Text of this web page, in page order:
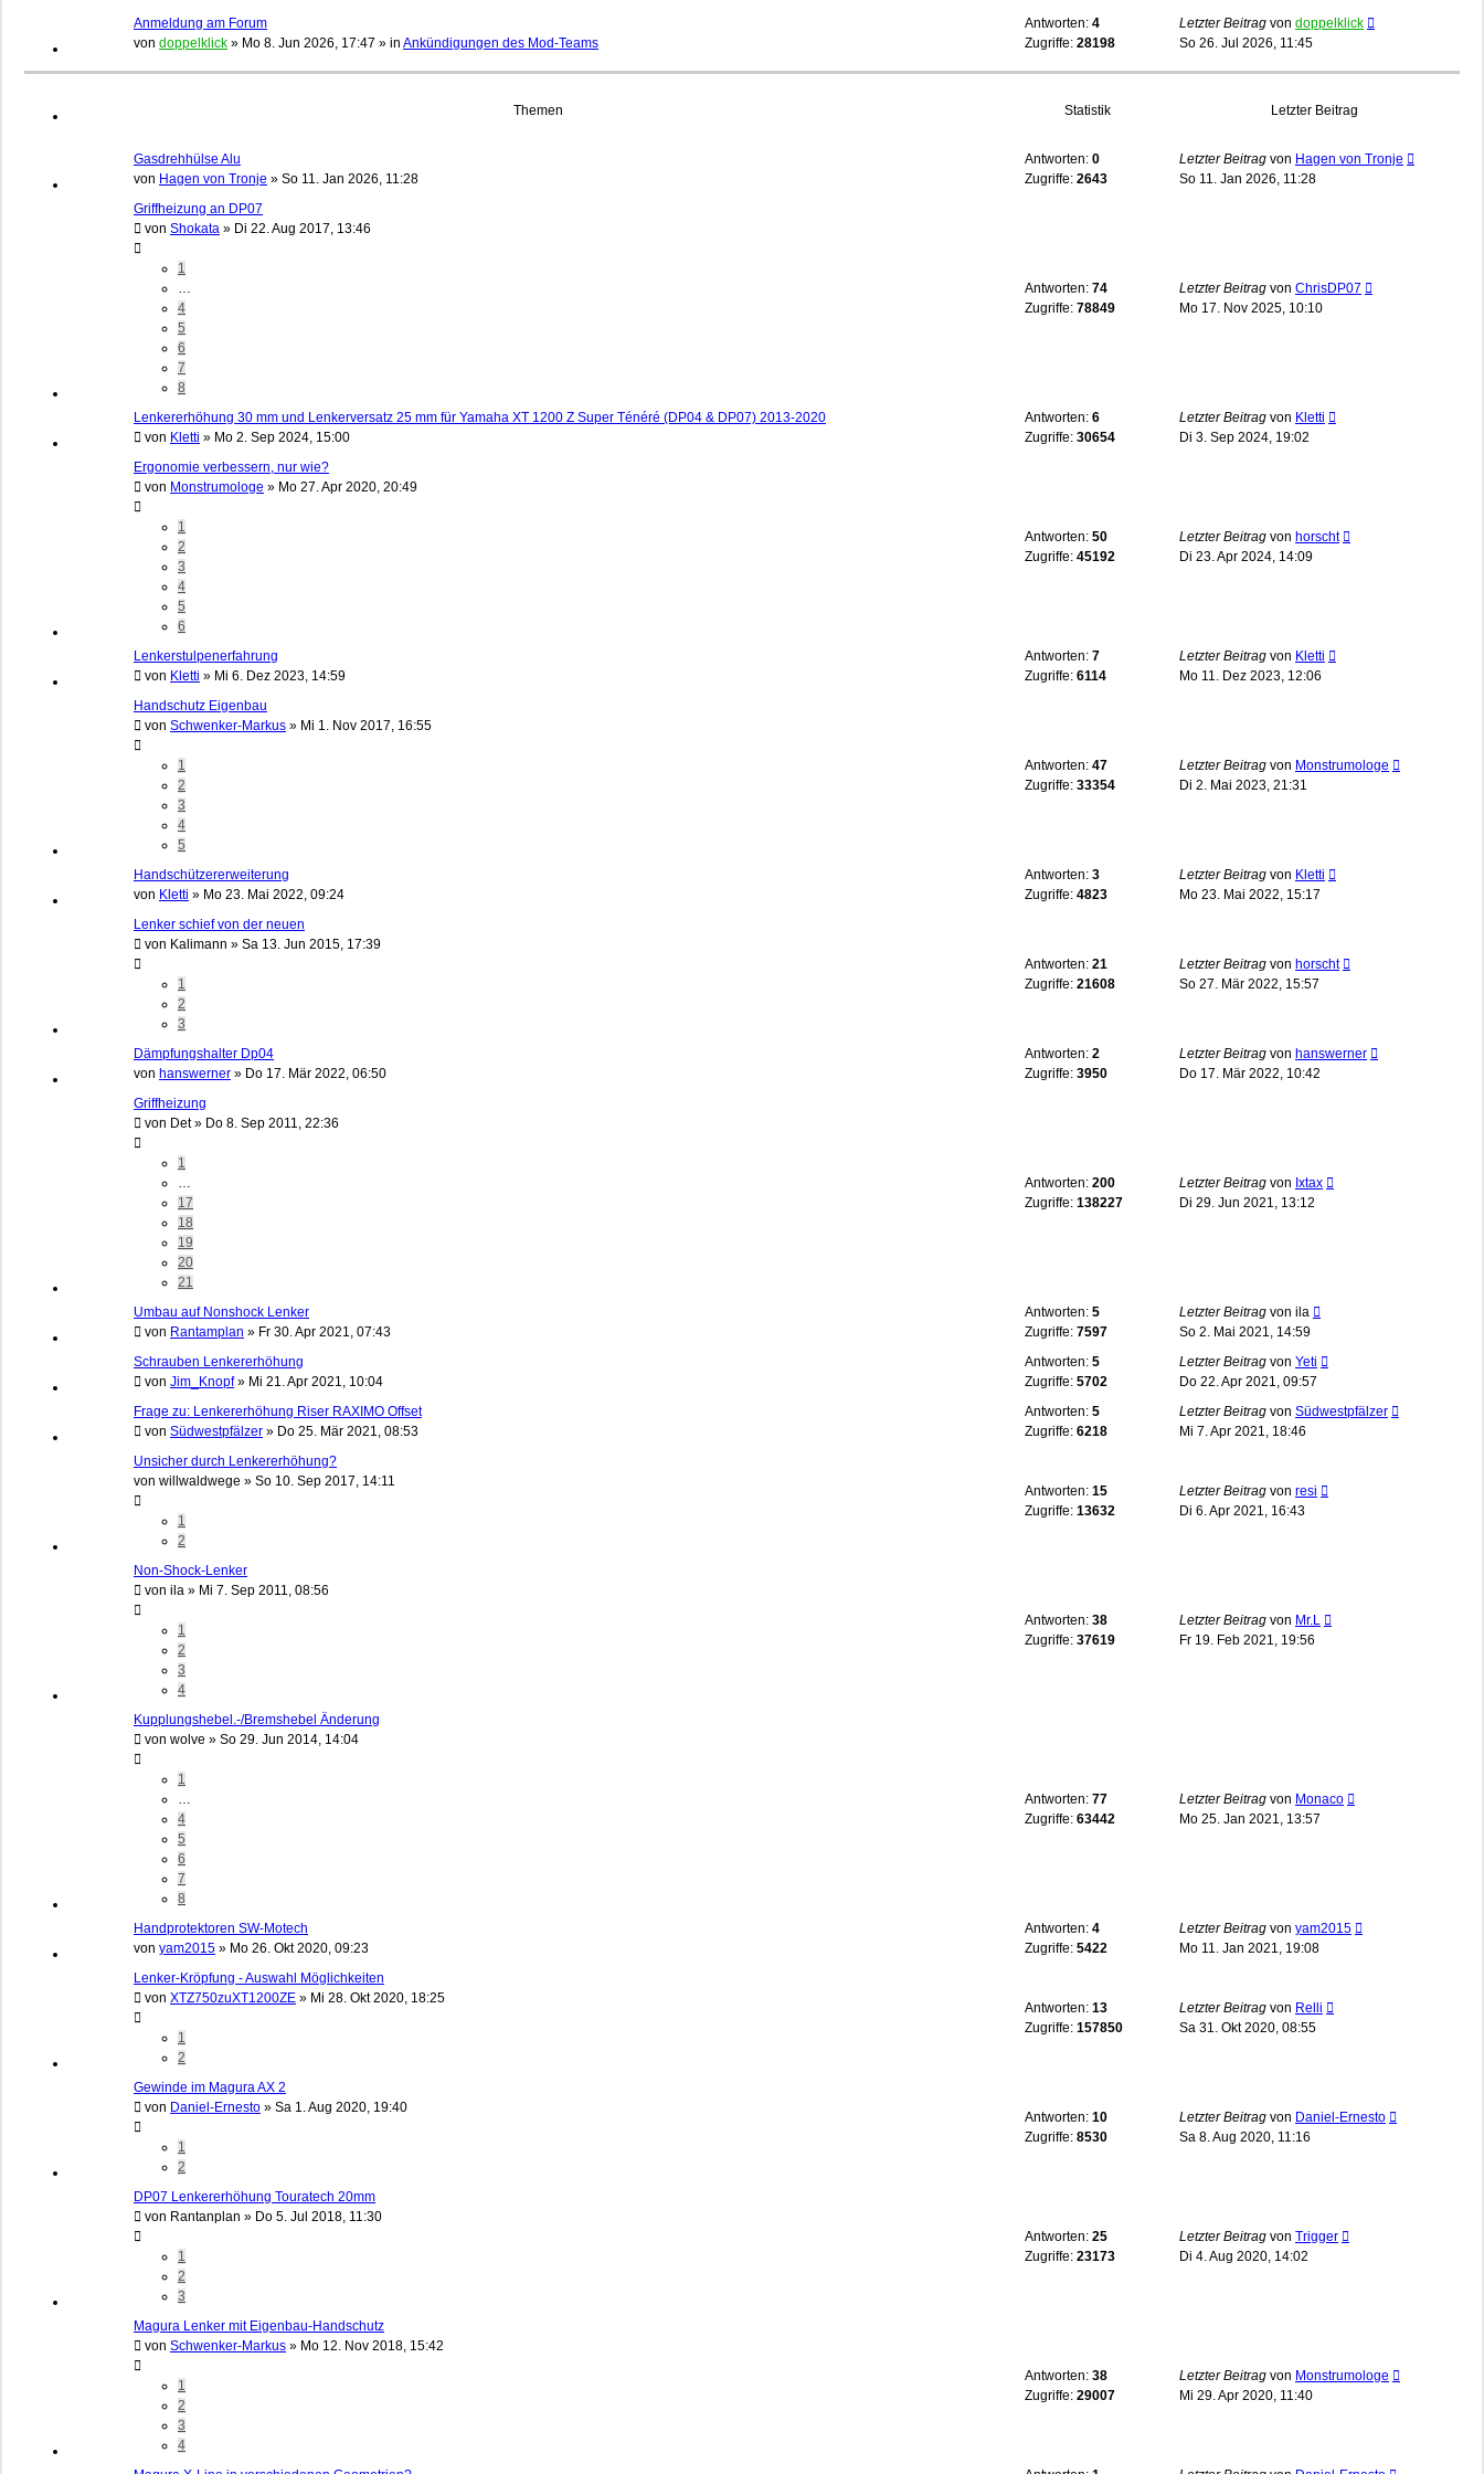
Anmeldung am Forum
von doppelklick » Mo 8. Jun 2026, 17:47 » in Ankündigungen des Mod-Teams
Antworten: 4
Zugriffe: 28198
Letzter Beitrag von doppelklick
So 26. Jul 2026, 11:45
Themen Statistik Letzter Beitrag
Gasdrehhülse Alu
von Hagen von Tronje » So 11. Jan 2026, 11:28
Antworten: 0
Zugriffe: 2643
Letzter Beitrag von Hagen von Tronje
So 11. Jan 2026, 11:28
Griffheizung an DP07
von Shokata » Di 22. Aug 2017, 13:46
1
4
5
6
7
8
Antworten: 74
Zugriffe: 78849
Letzter Beitrag von ChrisDP07
Mo 17. Nov 2025, 10:10
Lenkererhöhung 30 mm und Lenkerversatz 25 mm für Yamaha XT 1200 Z Super Ténéré (DP04 & DP07) 2013-2020
von Kletti » Mo 2. Sep 2024, 15:00
Antworten: 6
Zugriffe: 30654
Letzter Beitrag von Kletti
Di 3. Sep 2024, 19:02
Ergonomie verbessern, nur wie?
von Monstrumologe » Mo 27. Apr 2020, 20:49
1
2
3
4
5
6
Antworten: 50
Zugriffe: 45192
Letzter Beitrag von horscht
Di 23. Apr 2024, 14:09
Lenkerstulpenerfahrung
von Kletti » Mi 6. Dez 2023, 14:59
Antworten: 7
Zugriffe: 6114
Letzter Beitrag von Kletti
Mo 11. Dez 2023, 12:06
Handschutz Eigenbau
von Schwenker-Markus » Mi 1. Nov 2017, 16:55
1
2
3
4
5
Antworten: 47
Zugriffe: 33354
Letzter Beitrag von Monstrumologe
Di 2. Mai 2023, 21:31
Handschützererweiterung
von Kletti » Mo 23. Mai 2022, 09:24
Antworten: 3
Zugriffe: 4823
Letzter Beitrag von Kletti
Mo 23. Mai 2022, 15:17
Lenker schief von der neuen
von Kalimann » Sa 13. Jun 2015, 17:39
1
2
3
Antworten: 21
Zugriffe: 21608
Letzter Beitrag von horscht
So 27. Mär 2022, 15:57
Dämpfungshalter Dp04
von hanswerner » Do 17. Mär 2022, 06:50
Antworten: 2
Zugriffe: 3950
Letzter Beitrag von hanswerner
Do 17. Mär 2022, 10:42
Griffheizung
von Det» Do 8. Sep 2011, 22:36
1
17
18
19
20
21
Antworten: 200
Zugriffe: 138227
Letzter Beitrag von Ixtax
Di 29. Jun 2021, 13:12
Umbau auf Nonshock Lenker
von Rantamplan » Fr 30. Apr 2021, 07:43
Antworten: 5
Zugriffe: 7597
Letzter Beitrag von ila
So 2. Mai 2021, 14:59
Schrauben Lenkererhöhung
von Jim_Knopf» Mi 21. Apr 2021, 10:04
Antworten: 5
Zugriffe: 5702
Letzter Beitrag von Yeti
Do 22. Apr 2021, 09:57
Frage zu: Lenkererhöhung Riser RAXIMO Offset
von Südwestpfälzer » Do 25. Mär 2021, 08:53
Antworten: 5
Zugriffe: 6218
Letzter Beitrag von Südwestpfälzer
Mi 7. Apr 2021, 18:46
Unsicher durch Lenkererhöhung?
von willwaldwege » So 10. Sep 2017, 14:11
1
2
Antworten: 15
Zugriffe: 13632
Letzter Beitrag von resi
Di 6. Apr 2021, 16:43
Non-Shock-Lenker
von ila » Mi 7. Sep 2011, 08:56
1
2
3
4
Antworten: 38
Zugriffe: 37619
Letzter Beitrag von Mr.L
Fr 19. Feb 2021, 19:56
Kupplungshebel.-/Bremshebel Änderung
von wolve » So 29. Jun 2014, 14:04
1
4
5
6
7
8
Antworten: 77
Zugriffe: 63442
Letzter Beitrag von Monaco
Mo 25. Jan 2021, 13:57
Handprotektoren SW-Motech
von yam2015 » Mo 26. Okt 2020, 09:23
Antworten: 4
Zugriffe: 5422
Letzter Beitrag von yam2015
Mo 11. Jan 2021, 19:08
Lenker-Kröpfung - Auswahl Möglichkeiten
von XTZ750zuXT1200ZE » Mi 28. Okt 2020, 18:25
1
2
Antworten: 13
Zugriffe: 157850
Letzter Beitrag von Relli
Sa 31. Okt 2020, 08:55
Gewinde im Magura AX 2
von Daniel-Ernesto » Sa 1. Aug 2020, 19:40
1
2
Antworten: 10
Zugriffe: 8530
Letzter Beitrag von Daniel-Ernesto
Sa 8. Aug 2020, 11:16
DP07 Lenkererhöhung Touratech 20mm
von Rantanplan » Do 5. Jul 2018, 11:30
1
2
3
Antworten: 25
Zugriffe: 23173
Letzter Beitrag von Trigger
Di 4. Aug 2020, 14:02
Magura Lenker mit Eigenbau-Handschutz
von Schwenker-Markus » Mo 12. Nov 2018, 15:42
1
2
3
4
Antworten: 38
Zugriffe: 29007
Letzter Beitrag von Monstrumologe
Mi 29. Apr 2020, 11:40